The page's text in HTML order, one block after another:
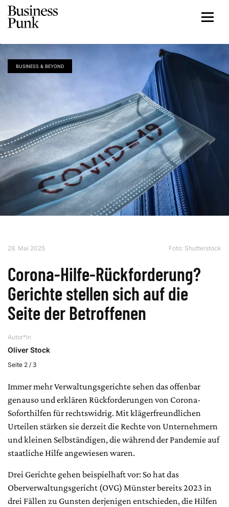
BUSINESS & BEYOND
28. Mai 2025 Foto: Shutterstock
Corona-Hilfe-Rückforderung?
Gerichte stellen sich auf die
Seite der Betroffenen
Autor*in
Oliver Stock
Seite 2 / 3
Immer mehr Verwaltungsgerichte sehen das offenbar
genauso und erklären Rückforderungen von Corona-
Soforthilfen für rechtswidrig. Mit klägerfreundlichen
Urteilen stärken sie derzeit die Rechte von Unternehmern
und kleinen Selbständigen, die während der Pandemie auf
staatliche Hilfe angewiesen waren.
Drei Gerichte gehen beispielhaft vor: So hat das
Oberverwaltungsgericht (OVG) Münster bereits 2023 in
drei Fällen zu Gunsten derjenigen entschieden, die Hilfen